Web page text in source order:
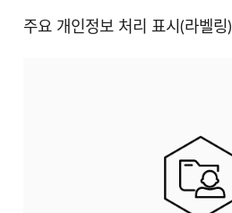
주요 개인정보 처리 표시(라벨링)